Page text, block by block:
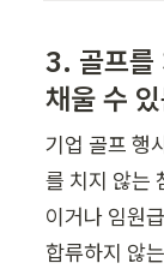
3. 골프를
채울 수
기업 골프 행
를 치지 않는
이거나 임원
합류하지 않